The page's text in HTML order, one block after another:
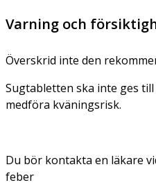
Varning och
Överskrid inte den
Sugtabletten ska inte ges
medföra kväningsrisk.
Du bör kontakta en läkare
feber